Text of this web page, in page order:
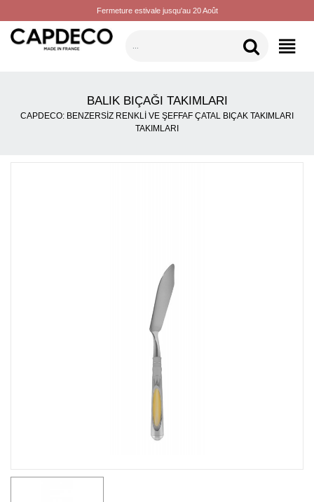
Fermeture estivale jusqu'au 20 Août
KATEGORILER
BALIK BIÇAĞI TAKIMLARI
CAPDECO: BENZERSIZ RENKLI VE ŞEFFAF ÇATAL BIÇAK TAKIMLARI
TAKIMLARI